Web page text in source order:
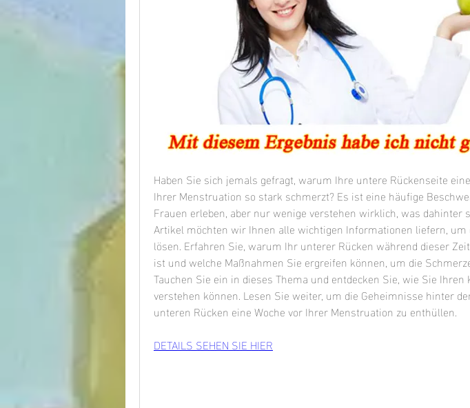
Haben Sie sich jemals gefragt, warum Ihre untere Rückenseite
Ihrer Menstruation so stark schmerzt? Es ist eine häufige
Frauen erleben, aber nur wenige verstehen wirklich, was dahinter
Artikel möchten wir Ihnen alle wichtigen Informationen liefern, um
lösen. Erfahren Sie, warum Ihr unterer Rücken während dieser
ist und welche Maßnahmen Sie ergreifen können, um die
Tauchen Sie ein in dieses Thema und entdecken Sie, wie Sie Ihren
verstehen können. Lesen Sie weiter, um die Geheimnisse hinter
unteren Rücken eine Woche vor Ihrer Menstruation zu enthüllen.
DETAILS SEHEN SIE HIER